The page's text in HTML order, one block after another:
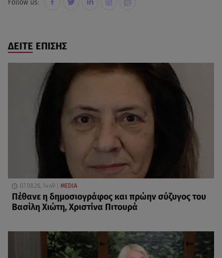
Follow us:
ΔΕΙΤΕ ΕΠΙΣΗΣ
07.08.26, 14:49 MEDIA
Πέθανε η δημοσιογράφος και πρώην σύζυγος του
Βασίλη Χιώτη, Χριστίνα Πιτουρά